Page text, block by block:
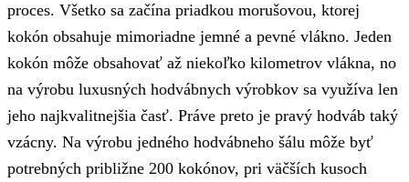
proces. Všetko sa začína priadkou morušovou, ktorej
kokón obsahuje mimoriadne jemné a pevné vlákno. Jeden
kokón môže obsahovať až niekoľko kilometrov vlákna, no
na výrobu luxusných hodvábnych výrobkov sa využíva len
jeho najkvalitnejšia časť. Práve preto je pravý hodváb taký
vzácny. Na výrobu jedného hodvábneho šálu môže byť
potrebných približne 200 kokónov, pri väčších kusoch